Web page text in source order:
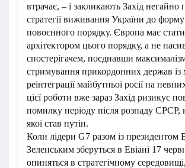
втрачає, – і закликають Захід негайно
стратегії виживання України до
повоєнного порядку. Європа має
архітектором цього порядку, а не
спостерігачем, поєднавши
стримування прикордонних держав
реінтеграції майбутньої росії на
цієї роботи вже зараз Захід ризикує
помилку періоду після розпаду СРСР,
якої став путін.
Коли лідери G7 разом із
Зеленським зберуться в Евіані 17
опиняться в стратегічному